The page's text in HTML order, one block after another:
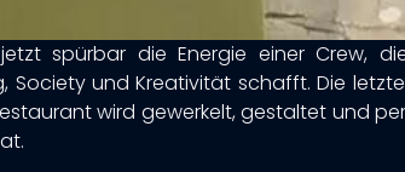
spürbar die Energie einer Crew,
Society und Kreativität schafft. Die
wird gewerkelt, gestaltet und